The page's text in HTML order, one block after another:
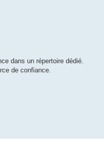
dans un répertoire dédié.
de confiance.